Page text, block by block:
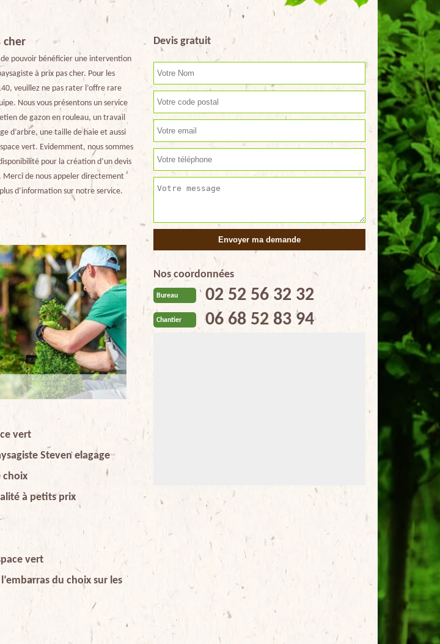
cher
pouvoir bénéficier une intervention
à prix pas cher. Pour les
veuillez ne pas rater l’offre rare
Nous vous présentons un service
de gazon en rouleau, un travail
d’arbre, une taille de haie et aussi
vert. Evidemment, nous sommes
pour la création d’un devis
de nous appeler directement
d’information sur notre service.
vert
Steven elagage
choix
à petits prix
vert
du choix sur les
Devis gratuit
Nos coordonnées
Bureau 02 52 56 32 32
Chantier 06 68 52 83 94